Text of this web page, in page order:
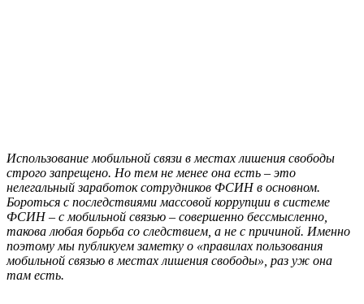
Использование мобильной связи в местах лишения свободы
строго запрещено. Но тем не менее она есть – это
нелегальный заработок сотрудников ФСИН в основном.
Бороться с последствиями массовой коррупции в системе
ФСИН – с мобильной связью – совершенно бессмысленно,
такова любая борьба со следствием, а не с причиной. Именно
поэтому мы публикуем заметку о «правилах пользования
мобильной связью в местах лишения свободы», раз уж она
там есть.